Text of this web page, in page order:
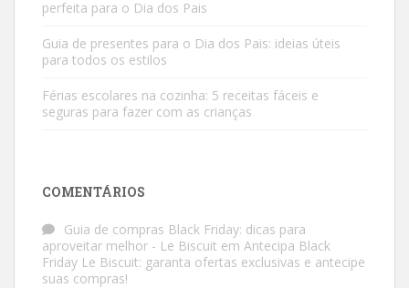
perfeita para o Dia dos Pais
Guia de presentes para o Dia dos Pais: ideias úteis
para todos os estilos
Férias escolares na cozinha: 5 receitas fáceis e
seguras para fazer com as crianças
COMENTÁRIOS
Guia de compras Black Friday: dicas para
aproveitar melhor - Le Biscuit em Antecipa Black
Friday Le Biscuit: garanta ofertas exclusivas e antecipe
suas compras!